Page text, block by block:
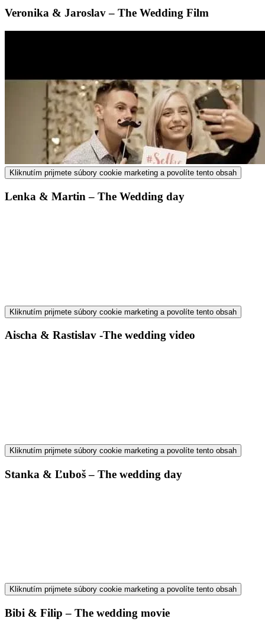
Veronika & Jaroslav – The Wedding Film
Kliknutím prijmete súbory cookie marketing a povolíte tento obsah
Lenka & Martin – The Wedding day
Kliknutím prijmete súbory cookie marketing a povolíte tento obsah
Aischa & Rastislav -The wedding video
Kliknutím prijmete súbory cookie marketing a povolíte tento obsah
Stanka & Ľuboš – The wedding day
Kliknutím prijmete súbory cookie marketing a povolíte tento obsah
Bibi & Filip – The wedding movie